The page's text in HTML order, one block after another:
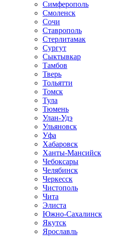
Симферополь
Смоленск
Сочи
Ставрополь
Стерлитамак
Сургут
Сыктывкар
Тамбов
Тверь
Тольятти
Томск
Тула
Тюмень
Улан-Удэ
Ульяновск
Уфа
Хабаровск
Ханты-Мансийск
Чебоксары
Челябинск
Черкесск
Чистополь
Чита
Элиста
Южно-Сахалинск
Якутск
Ярославль